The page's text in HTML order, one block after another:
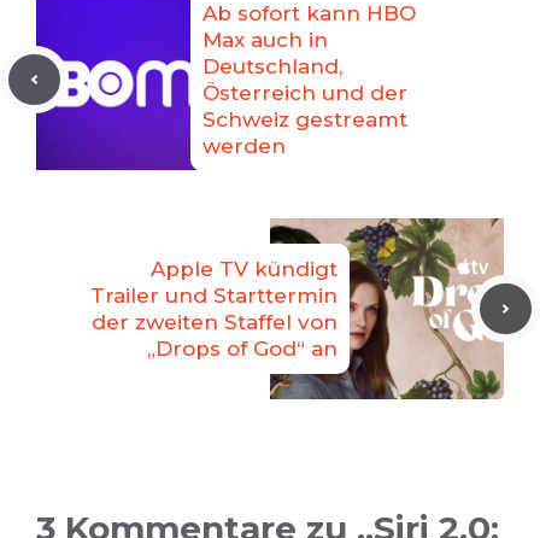
Ab sofort kann HBO
Max auch in
Deutschland,
Österreich und der
Schweiz gestreamt
werden
Apple TV kündigt
Trailer und Starttermin
der zweiten Staffel von
„Drops of God“ an
3 Kommentare zu „Siri 2.0: